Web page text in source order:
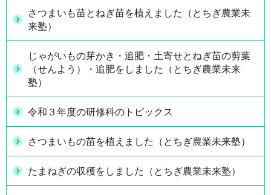
さつまいも苗とねぎ苗を植えました（とちぎ農業未
来塾）
じゃがいもの芽かき・追肥・土寄せとねぎ苗の剪葉
（せんよう）・追肥をしました（とちぎ農業未来
塾）
令和３年度の研修科のトピックス
さつまいもの苗を植えました（とちぎ農業未来塾）
たまねぎの収穫をしました（とちぎ農業未来塾）